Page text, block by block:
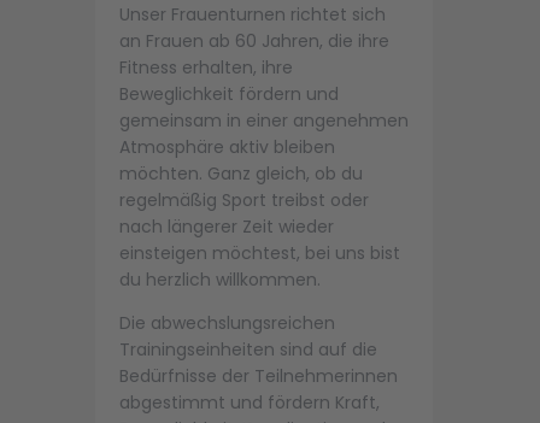
Unser Frauenturnen richtet sich
an Frauen ab 60 Jahren, die ihre
Fitness erhalten, ihre
Beweglichkeit fördern und
gemeinsam in einer angenehmen
Atmosphäre aktiv bleiben
möchten. Ganz gleich, ob du
regelmäßig Sport treibst oder
nach längerer Zeit wieder
einsteigen möchtest, bei uns bist
du herzlich willkommen.
Die abwechslungsreichen
Trainingseinheiten sind auf die
Bedürfnisse der Teilnehmerinnen
abgestimmt und fördern Kraft,